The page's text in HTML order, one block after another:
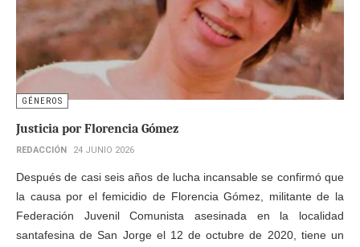
GÉNEROS
Justicia por Florencia Gómez
REDACCIÓN 24 JUNIO 2026
Después de casi seis años de lucha incansable se confirmó que
la causa por el femicidio de Florencia Gómez, militante de la
Federación Juvenil Comunista asesinada en la localidad
santafesina de San Jorge el 12 de octubre de 2020, tiene un